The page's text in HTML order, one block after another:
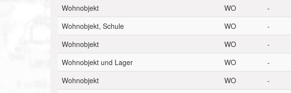
Wohnobjekt
WO -
Wohnobjekt, Schule
WO -
Wohnobjekt
WO -
Wohnobjekt und Lager
WO -
Wohnobjekt
WO -